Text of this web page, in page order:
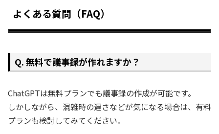
よくある質問（FAQ）
Q. 無料で議事録が作れますか？
ChatGPTは無料プランでも議事録の作成が可能です。
しかしながら、混雑時の遅さなどが気になる場合は、有料
プランも検討してみてください。